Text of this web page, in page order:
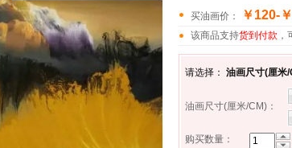
买油画价： ￥120-
该商品支持货到付款
请选择： 油画尺寸(厘米/
油画尺寸(厘米/CM) ：
购买数量：